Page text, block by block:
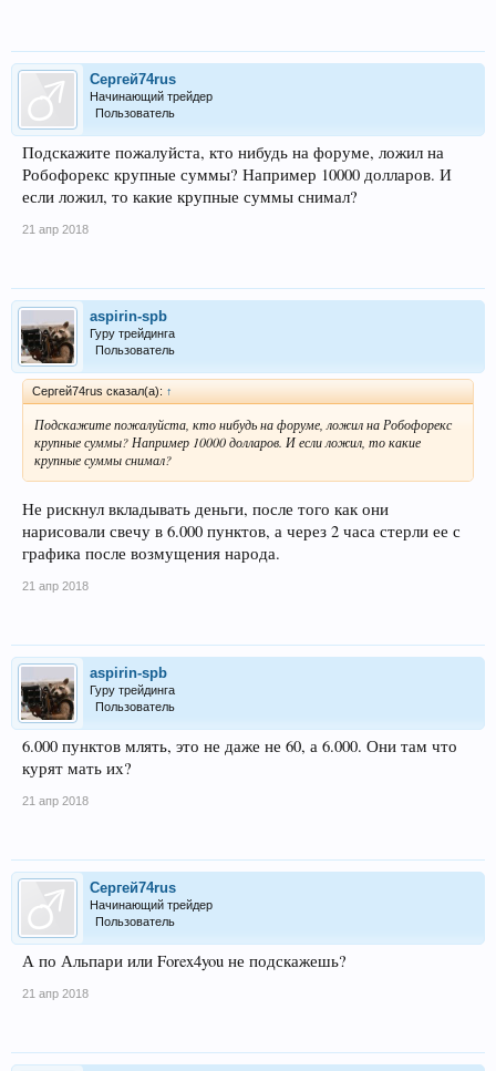
Сергей74rus
Начинающий трейдер
Пользователь
Подскажите пожалуйста, кто нибудь на форуме, ложил на
Робофорекс крупные суммы? Например 10000 долларов. И
если ложил, то какие крупные суммы снимал?
21 апр 2018
aspirin-spb
Гуру трейдинга
Пользователь
Сергей74rus сказал(а): ↑
Подскажите пожалуйста, кто нибудь на форуме, ложил на Робофорекс
крупные суммы? Например 10000 долларов. И если ложил, то какие
крупные суммы снимал?
Не рискнул вкладывать деньги, после того как они
нарисовали свечу в 6.000 пунктов, а через 2 часа стерли ее с
графика после возмущения народа.
21 апр 2018
aspirin-spb
Гуру трейдинга
Пользователь
6.000 пунктов млять, это не даже не 60, а 6.000. Они там что
курят мать их?
21 апр 2018
Сергей74rus
Начинающий трейдер
Пользователь
А по Альпари или Forex4you не подскажешь?
21 апр 2018